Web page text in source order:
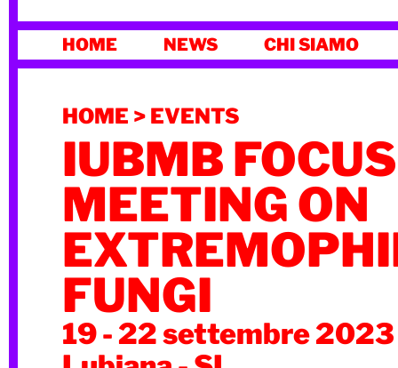
AL
HOME NEWS CHI SIAMO
HOME > EVENTS
IUBMB
MEETING ON
FUNGI
19 - 22 settembre 2023